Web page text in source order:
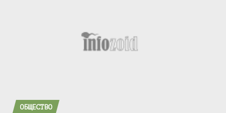
ОБЩЕСТВО